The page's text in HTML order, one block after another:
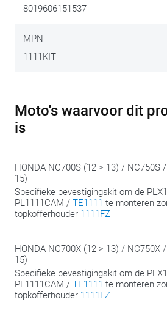
Kofferhouders, koffers en andere
deel uit van het pakket.
8019606151537
MPN
1111KIT
Moto's waarvoor dit
is
HONDA NC700S (12 > 13) / NC750S
15)
Specifieke bevestigingskit om de
PL1111CAM / TE1111 te monteren
topkofferhouder 1111FZ
HONDA NC700X (12 > 13) / NC750X
15)
Specifieke bevestigingskit om de
PL1111CAM / TE1111 te monteren
topkofferhouder 1111FZ